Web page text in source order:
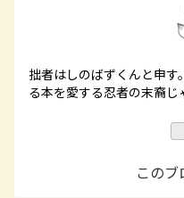
拙者はしのばずくんと申
る本を愛する忍者の末裔じ
このブ